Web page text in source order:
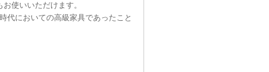
使いいただけます。
代においての高級家具であったこと